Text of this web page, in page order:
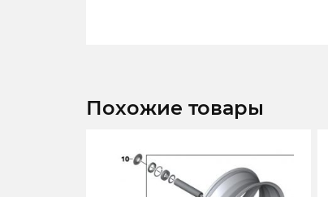
Похожие товары